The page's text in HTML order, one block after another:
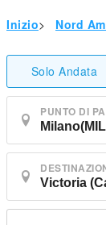
Inizio> Nord
Solo Andata
PUNTO DI